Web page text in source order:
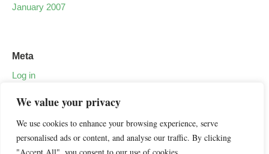
We value your privacy
We use cookies to enhance your browsing experience, serve
personalised ads or content, and analyse our traffic. By clicking
January 2007
Meta
Log in